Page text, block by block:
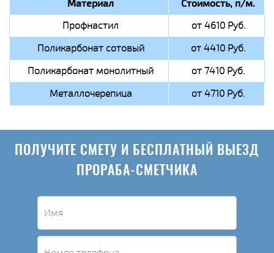
Материал Стоимость, п/м.
Профнастил
от 4610 Руб.
Поликарбонат сотовый
от 4410 Руб.
Поликарбонат монолитный
от 7410 Руб.
Металлочерепица
от 4710 Руб.
ПОЛУЧИТЕ СМЕТУ И БЕСПЛАТНЫЙ ВЫЕЗД
ПРОРАБА-СМЕТЧИКА